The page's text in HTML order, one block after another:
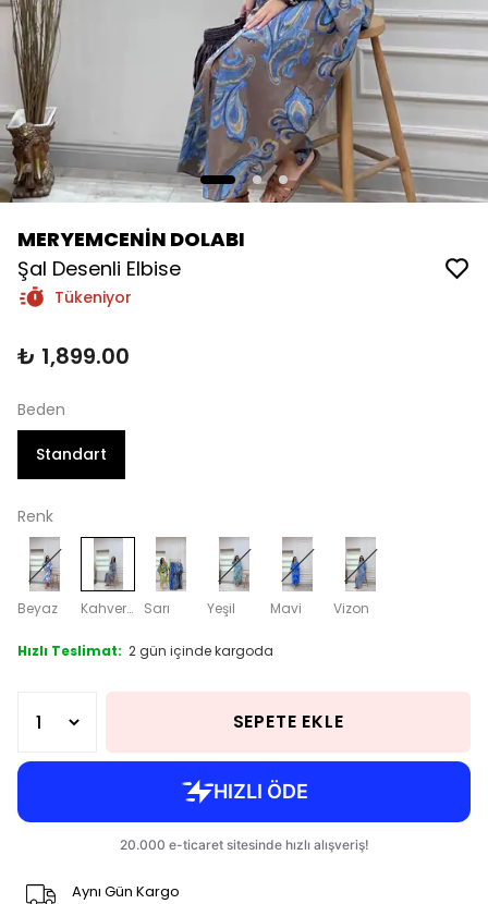
MERYEMCENİN DOLABI
Şal Desenli Elbise
Tükeniyor
₺ 1,899.00
Beden
Standart
Renk
Beyaz Kahverengi Sarı Yeşil Mavi Vizon
Hızlı Teslimat: 2 gün içinde kargoda
SEPETE EKLE
Aynı Gün Kargo